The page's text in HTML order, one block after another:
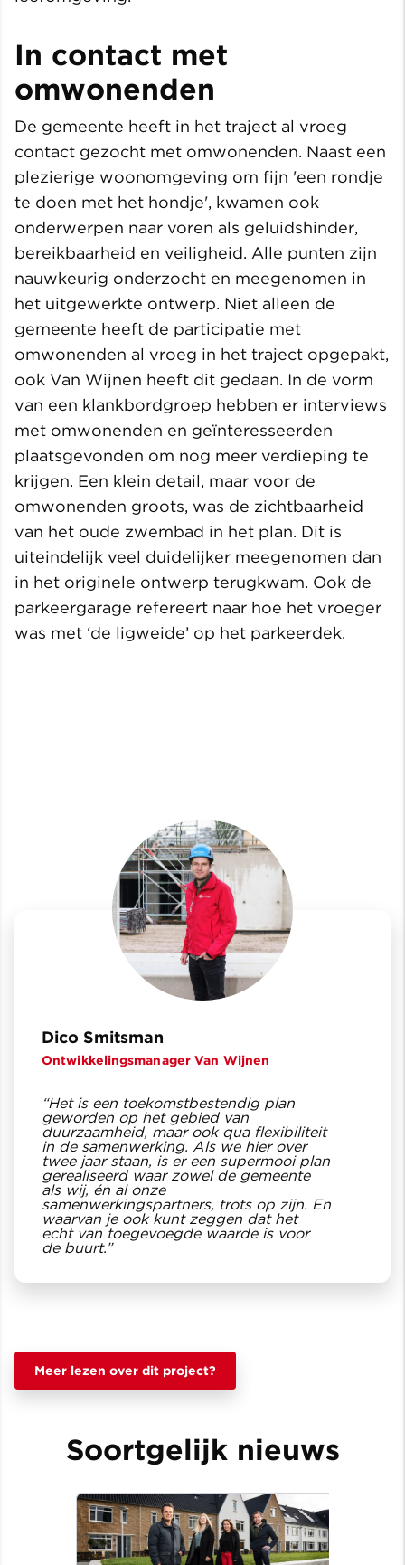
In contact met
omwonenden
De gemeente heeft in het traject al vroeg
contact gezocht met omwonenden. Naast een
plezierige woonomgeving om fijn 'een rondje
te doen met het hondje', kwamen ook
onderwerpen naar voren als geluidshinder,
bereikbaarheid en veiligheid. Alle punten zijn
nauwkeurig onderzocht en meegenomen in
het uitgewerkte ontwerp. Niet alleen de
gemeente heeft de participatie met
omwonenden al vroeg in het traject opgepakt,
ook Van Wijnen heeft dit gedaan. In de vorm
van een klankbordgroep hebben er interviews
met omwonenden en geïnteresseerden
plaatsgevonden om nog meer verdieping te
krijgen. Een klein detail, maar voor de
omwonenden groots, was de zichtbaarheid
van het oude zwembad in het plan. Dit is
uiteindelijk veel duidelijker meegenomen dan
in het originele ontwerp terugkwam. Ook de
parkeergarage refereert naar hoe het vroeger
was met ‘de ligweide’ op het parkeerdek.
Dico Smitsman
Ontwikkelingsmanager Van Wijnen
“Het is een toekomstbestendig plan
geworden op het gebied van
duurzaamheid, maar ook qua flexibiliteit
in de samenwerking. Als we hier over
twee jaar staan, is er een supermooi plan
gerealiseerd waar zowel de gemeente
als wij, én al onze
samenwerkingspartners, trots op zijn. En
waarvan je ook kunt zeggen dat het
echt van toegevoegde waarde is voor
de buurt.”
Meer lezen over dit project?
Soortgelijk nieuws